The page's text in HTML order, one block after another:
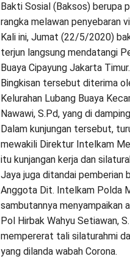
Bakti Sosial (Baksos) berupa
rangka melawan penyebaran
Kali ini, Jumat (22/5/2020)
terjun langsung mendatangi
Buaya Cipayung Jakarta Timur.
Bingkisan tersebut diterima
Kelurahan Lubang Buaya
Nawawi, S.Pd, yang di
Dalam kunjungan tersebut,
mewakili Direktur Intelkam
itu kunjangan kerja dan
Jaya juga ditandai pemberian
Anggota Dit. Intelkam Polda
sambutannya menyampaikan
Pol Hirbak Wahyu Setiawan,
mempererat tali silaturahmi
yang dilanda wabah Corona.